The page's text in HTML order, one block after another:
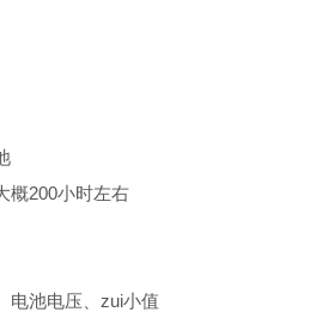
概200小时左右
电池电压、zui小值